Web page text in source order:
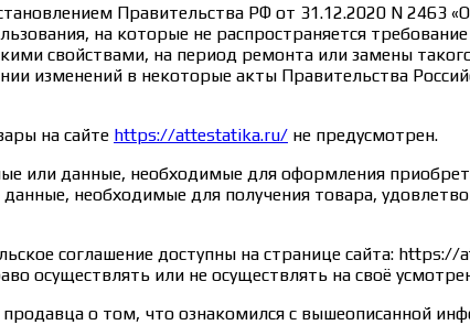
Правительства РФ от 31.12.2020 N 2463
на которые не распространяется
свойствами, на период ремонта или замены
изменений в некоторые акты Правительства
на сайте https://attestatika.ru/ не предусмотрен.
или данные, необходимые для оформления
данные, необходимые для получения товара,
соглашение доступны на странице сайта:
осуществлять или не осуществлять на своё
о том, что ознакомился с вышеописанной